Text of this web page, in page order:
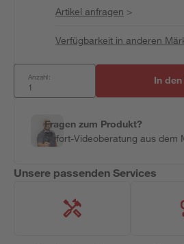
Artikel anfragen >
Verfügbarkeit in anderen
Anzahl: In
Fragen zum Produkt?
Sofort-Videoberatung aus dem
Unsere passenden Services